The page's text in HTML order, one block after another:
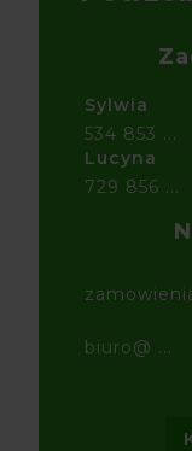
Sylwia
534 853 ...
Lucyna
729 856 ...
biuro@ ...